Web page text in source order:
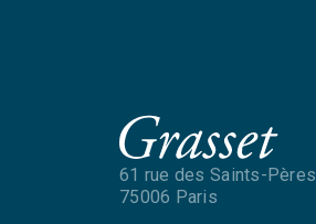
61 rue des Saints-Pères
75006 Paris